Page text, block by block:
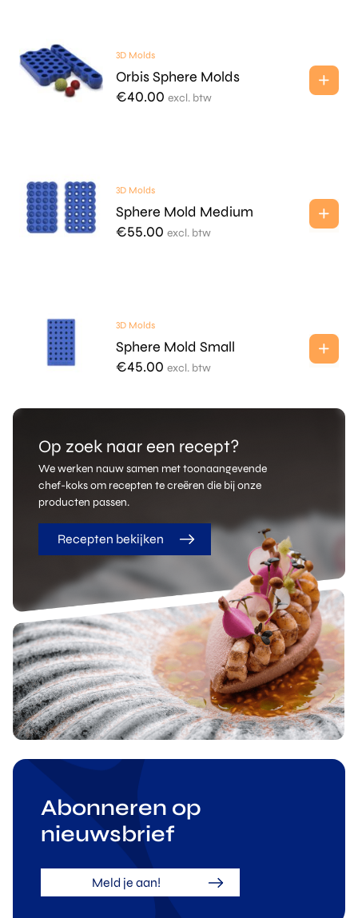
3D Molds
Orbis Sphere Molds
€40.00 excl. btw
3D Molds
Sphere Mold Medium
€55.00 excl. btw
3D Molds
Sphere Mold Small
€45.00 excl. btw
Op zoek naar een recept?
We werken nauw samen met toonaangevende
chef-koks om recepten te creëren die bij onze
producten passen.
Recepten bekijken
Abonneren op
nieuwsbrief
Meld je aan!